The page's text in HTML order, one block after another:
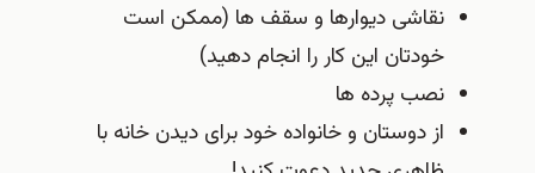
نقاشی دیوارها و سقف ها (ممکن است
خودتان این کار را انجام دهید)
نصب پرده ها
از دوستان و خانواده خود برای دیدن خانه با